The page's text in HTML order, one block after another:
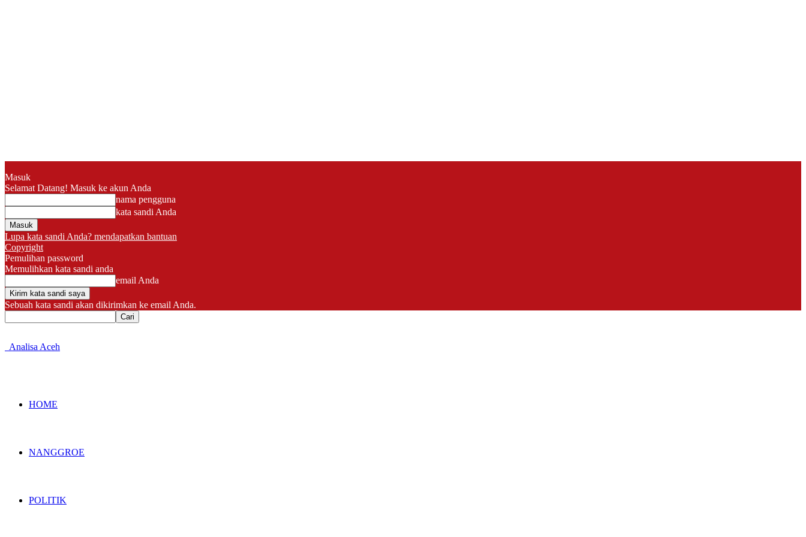
Masuk
Selamat Datang! Masuk ke akun Anda
nama pengguna
kata sandi Anda
Lupa kata sandi Anda? mendapatkan bantuan
Copyright
Pemulihan password
Memulihkan kata sandi anda
email Anda
Sebuah kata sandi akan dikirimkan ke email Anda.
Analisa Aceh
HOME
NANGGROE
POLITIK